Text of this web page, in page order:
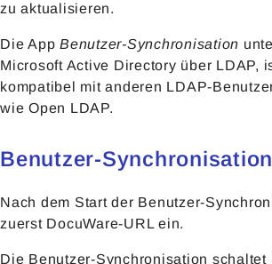
zu aktualisieren.
Die App Benutzer-Synchronisation
Microsoft Active Directory über LDAP,
kompatibel mit anderen LDAP-
wie Open LDAP.
Benutzer-
Nach dem Start der Benutzer-
zuerst DocuWare-URL ein.
Die Benutzer-Synchronisation schaltet